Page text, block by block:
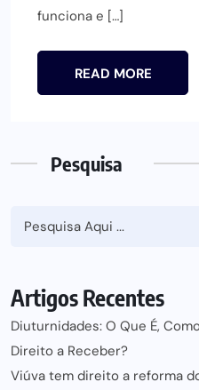
funciona e […]
READ MORE
Pesquisa
Artigos Recentes
Diuturnidades: O Que É,
Direito a Receber?
Viúva tem direito a reforma